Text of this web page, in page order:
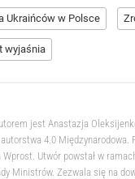
Ukraińców w Polsce
wyjaśnia
jest Anastazja
4.0 Międzynarodowa.
Utwór powstał w
Ministrów. Zezwala się na